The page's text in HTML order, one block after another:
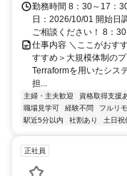
勤務時間 8：30～17：
日：2026/10/01 開始日
ご相談ください！ 8：
仕事内容 ＼ここがおす
すすめ＞大規模体制の
Terraformを用いたシス
担...
主婦・主夫歓迎 資格取得支援
職場見学可
経験不問 フルリ
駅近5分以内
社割あり 土日祝
正社員